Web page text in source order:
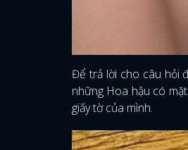
Để trả lời cho câu hỏi
những Hoa hậu có
giấy tờ của mình.